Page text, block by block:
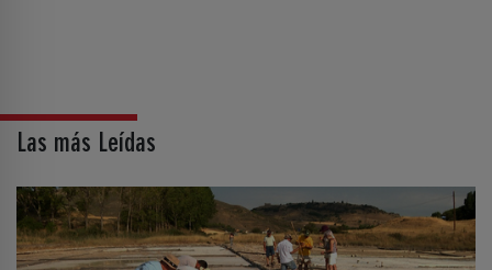
Las más Leídas